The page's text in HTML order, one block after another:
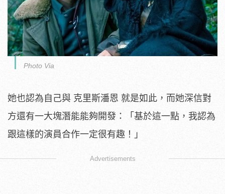
Photo Via
她也認為自己與 克里斯潘恩 就是如此，而她深信對
方還有一大塊潛能能夠開發：「基於這一點，我認為
跟這樣的演員合作一定很有趣！」
Advertisements